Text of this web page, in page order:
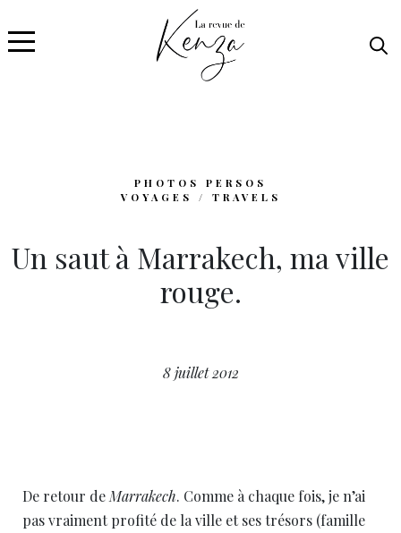
PHOTOS PERSOS
VOYAGES / TRAVELS
Un saut à Marrakech, ma ville
rouge.
8 juillet 2012
De retour de Marrakech. Comme à chaque fois, je n’ai
pas vraiment profité de la ville et ses trésors (famille